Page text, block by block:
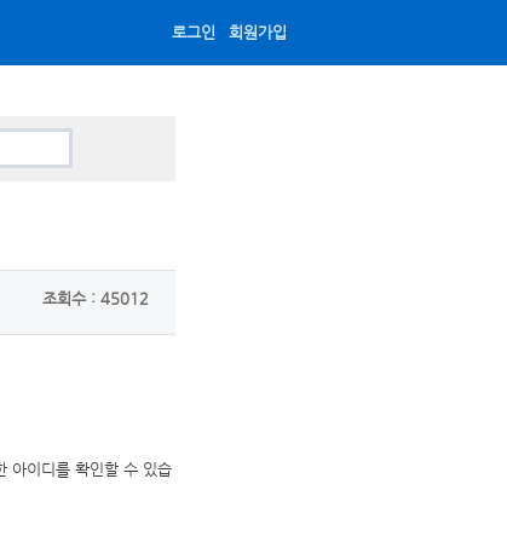
로그인 회원가입
조회수 : 45012
아이디를 확인할 수 있습